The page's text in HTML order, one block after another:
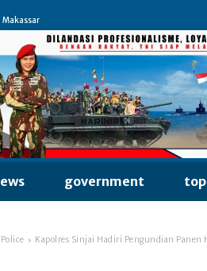
Makassar
government
Police
Kapolres Sinjai Hadiri Pengundian Panen